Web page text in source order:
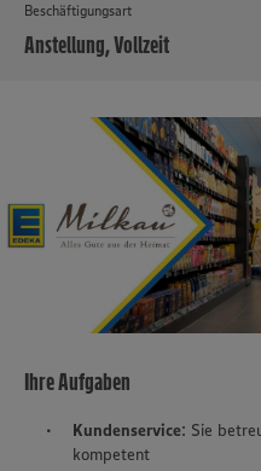
Beschäftigungsart
Anstellung, Vollzeit
Ihre Aufgaben
Kundenservice: Sie
kompetent